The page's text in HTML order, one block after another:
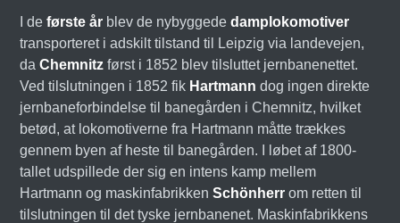
I deførste år blev de nybyggededamplokomotiver
transporteret i adskilt tilstand til Leipzig via landevejen,
daChemnitz først i 1852 blev tilsluttet jernbanenettet.
Ved tilslutningen i 1852 fik Hartmann dog ingen direkte
jernbaneforbindelse til banegården i Chemnitz, hvilket
betød, at lokomotiverne fra Hartmann måtte trækkes
gennem byen af heste til banegården. I løbet af 1800-
tallet udspillede der sig en intens kamp mellem
Hartmann og maskinfabrikkenSchönherr om retten til
tilslutningen til det tyske jernbanenet. Maskinfabrikkens